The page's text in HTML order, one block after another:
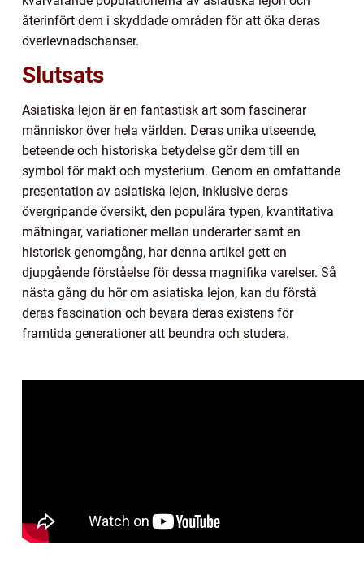
återinfört dem i skyddade områden för att öka deras
överlevnadschanser.
Slutsats
Asiatiska lejon är en fantastisk art som fascinerar
människor över hela världen. Deras unika utseende,
beteende och historiska betydelse gör dem till en
symbol för makt och mysterium. Genom en omfattande
presentation av asiatiska lejon, inklusive deras
övergripande översikt, den populära typen, kvantitativa
mätningar, variationer mellan underarter samt en
historisk genomgång, har denna artikel gett en
djupgående förståelse för dessa magnifika varelser. Så
nästa gång du hör om asiatiska lejon, kan du förstå
deras fascination och bevara deras existens för
framtida generationer att beundra och studera.